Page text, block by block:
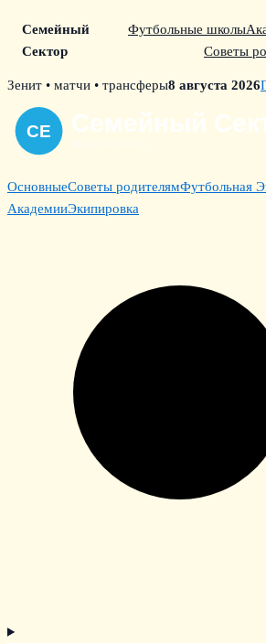
Семейный
Сектор
Футбольные школы
Советы
Skip
content
Зенит • матчи • трансферы8 августа 2026
ОсновныеСоветы родителямФутбольная
АкадемииЭкипировка